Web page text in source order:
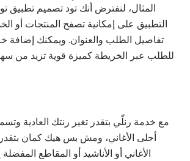
المثال، لنفترض أنك تود تصميم تطبيق
التطبيق على إمكانية تصفح المنتجات أو
تفاصيل الطلب والعنوان. ويمكنك إضافة
للطلب عبر الخريطة كميزة قوية تزيد من
مع خدمة رنلّي بتقدر تغير رنتك العادية
أحلى الأغاني، ومش بس هيك كمان
الأغاني أو الأناشيد أو المقاطع